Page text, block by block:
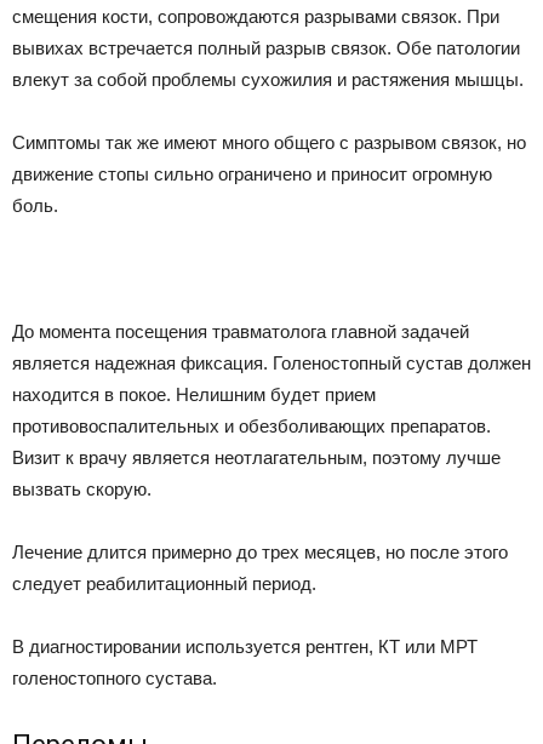
смещения кости, сопровождаются разрывами связок. При
вывихах встречается полный разрыв связок. Обе патологии
влекут за собой проблемы сухожилия и растяжения мышцы.
Симптомы так же имеют много общего с разрывом связок, но
движение стопы сильно ограничено и приносит огромную
боль.
До момента посещения травматолога главной задачей
является надежная фиксация. Голеностопный сустав должен
находится в покое. Нелишним будет прием
противовоспалительных и обезболивающих препаратов.
Визит к врачу является неотлагательным, поэтому лучше
вызвать скорую.
Лечение длится примерно до трех месяцев, но после этого
следует реабилитационный период.
В диагностировании используется рентген, КТ или МРТ
голеностопного сустава.